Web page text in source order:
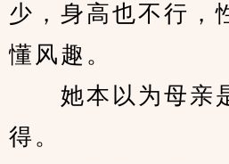
少，身高也不行，
懂风趣。
她本以为母亲
得。